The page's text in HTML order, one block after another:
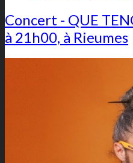
Concert - QUE
à 21h00, à Rieumes